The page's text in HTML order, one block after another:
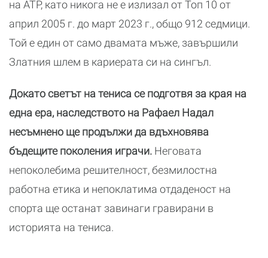
на ATP, като никога не е излизал от Топ 10 от
април 2005 г. до март 2023 г., общо 912 седмици.
Той е един от само двамата мъже, завършили
Златния шлем в кариерата си на сингъл.
Докато светът на тениса се подготвя за края на
една ера, наследството на Рафаел Надал
несъмнено ще продължи да вдъхновява
бъдещите поколения играчи. Неговата
непоколебима решителност, безмилостна
работна етика и непоклатима отдаденост на
спорта ще останат завинаги гравирани в
историята на тениса.